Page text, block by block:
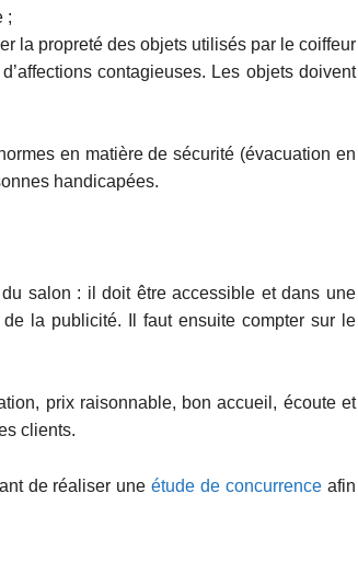
;
la propreté des objets utilisés par le coiffeur
contagieuses. Les objets doivent
en matière de sécurité (évacuation en
handicapées.
salon : il doit être accessible et dans une
la publicité. Il faut ensuite compter sur le
prix raisonnable, bon accueil, écoute et
clients.
de réaliser uneétude de concurrence afin